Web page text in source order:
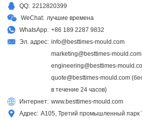
QQ: 2212820399
WeChat: лучшие времена
WhatsApp: +86 189 2287 9832
Эл. адрес: info@besttimes-mould.com
marketing@besttimes-mould.com
engineering@besttimes-
quote@besttimes-mould.com
в течение 24 часов)
Интернет: www.besttimes-mould.com
Адрес: A105, Третий промышленный парк